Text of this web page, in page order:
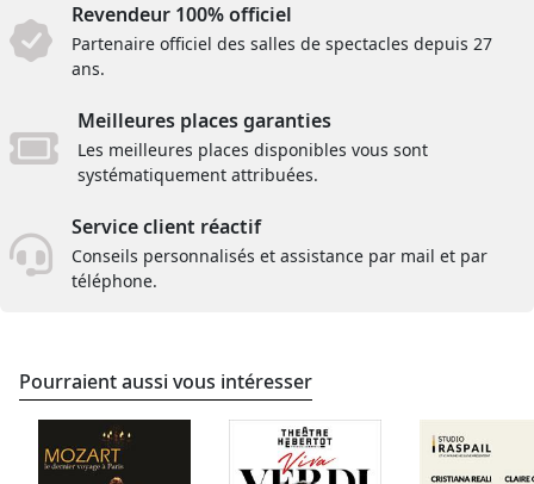
Revendeur 100% officiel
Partenaire officiel des salles de spectacles depuis 27
ans.
Meilleures places garanties
Les meilleures places disponibles vous sont
systématiquement attribuées.
Service client réactif
Conseils personnalisés et assistance par mail et par
téléphone.
Pourraient aussi vous intéresser